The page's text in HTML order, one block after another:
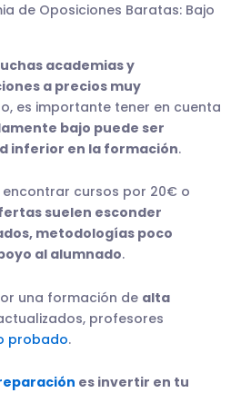
de Oposiciones Baratas: Bajo
academias y
a precios muy
es importante tener en cuenta
bajo puede ser
inferior en la formación.
encontrar cursos por 20€ o
suelen esconder
metodologías poco
al alumnado.
una formación de alta
profesores
probado.
es invertir en tu